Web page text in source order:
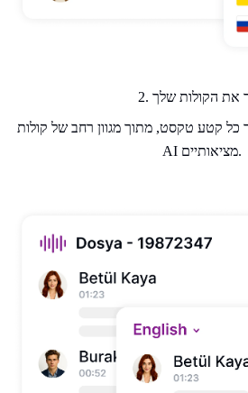
את הקולות שלך
כל קטע טקסט, מתוך מגוון רחב של קולות
AI מציאותיים.